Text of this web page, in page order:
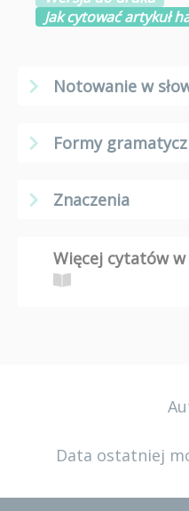
Jak cytować artykuł
Notowanie w
Formy
Znaczenia
Więcej cytatów
Data ostatniej